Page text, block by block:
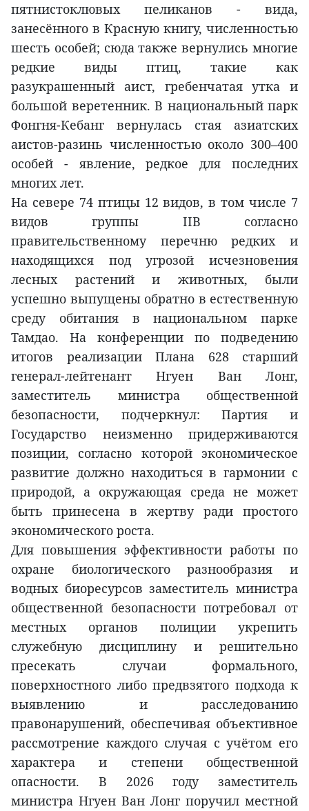
пятнистоклювых пеликанов - вида,
занесённого в Красную книгу, численностью
шесть особей; сюда также вернулись многие
редкие виды птиц, такие как
разукрашенный аист, гребенчатая утка и
большой веретенник. В национальный парк
Фонгня-Кебанг вернулась стая азиатских
аистов-разинь численностью около 300–400
особей - явление, редкое для последних
многих лет.
На севере 74 птицы 12 видов, в том числе 7
видов группы IIB согласно
правительственному перечню редких и
находящихся под угрозой исчезновения
лесных растений и животных, были
успешно выпущены обратно в естественную
среду обитания в национальном парке
Тамдао. На конференции по подведению
итогов реализации Плана 628 старший
генерал-лейтенант Нгуен Ван Лонг,
заместитель министра общественной
безопасности, подчеркнул: Партия и
Государство неизменно придерживаются
позиции, согласно которой экономическое
развитие должно находиться в гармонии с
природой, а окружающая среда не может
быть принесена в жертву ради простого
экономического роста.
Для повышения эффективности работы по
охране биологического разнообразия и
водных биоресурсов заместитель министра
общественной безопасности потребовал от
местных органов полиции укрепить
служебную дисциплину и решительно
пресекать случаи формального,
поверхностного либо предвзятого подхода к
выявлению и расследованию
правонарушений, обеспечивая объективное
рассмотрение каждого случая с учётом его
характера и степени общественной
опасности. В 2026 году заместитель
министра Нгуен Ван Лонг поручил местной